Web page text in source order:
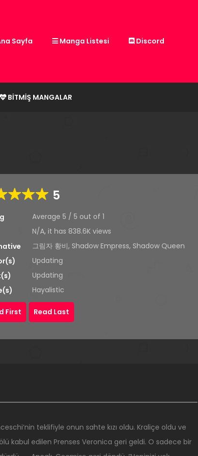
Sayfa Manga Listesi Discord
BITMIŞ MANGALAR
5
Average 5 / 5 out of 1
N/A, it has 838.6K views
그림자 황비, Shadow Empress, Shadow Queen
Updating
Updating
Hayalistic
First
Read Last
teklifiyle onun sahte kızı oldu. Kraliçe oldu ve
kabul edilen Prenses Veronica geri geldi. O sadece bir